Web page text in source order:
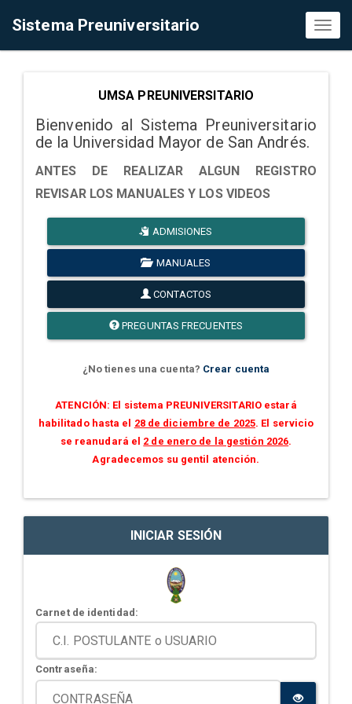
Sistema Preuniversitario
UMSA PREUNIVERSITARIO
Bienvenido al Sistema Preuniversitario
de la Universidad Mayor de San Andrés.
ANTES DE REALIZAR ALGUN REGISTRO
REVISAR LOS MANUALES Y LOS VIDEOS
ADMISIONES
MANUALES
CONTACTOS
PREGUNTAS FRECUENTES
¿No tienes una cuenta? Crear cuenta
ATENCIÓN: El sistema PREUNIVERSITARIO estará
habilitado hasta el 28 de diciembre de 2025. El servicio
se reanudará el 2 de enero de la gestión 2026.
Agradecemos su gentil atención.
INICIAR SESIÓN
Carnet de identidad:
Contraseña: